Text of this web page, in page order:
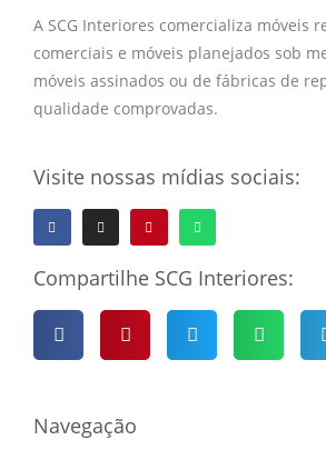
A SCG Interiores comercializa móveis
comerciais e móveis planejados sob
móveis assinados ou de fábricas de
qualidade comprovadas.
Visite nossas mídias sociais:
Compartilhe SCG Interiores:
Navegação